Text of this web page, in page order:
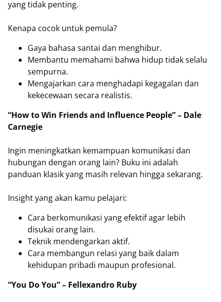
yang tidak penting.
Kenapa cocok untuk pemula?
Gaya bahasa santai dan menghibur.
Membantu memahami bahwa hidup tidak selalu
sempurna.
Mengajarkan cara menghadapi kegagalan dan
kekecewaan secara realistis.
“How to Win Friends and Influence People” – Dale
Carnegie
Ingin meningkatkan kemampuan komunikasi dan
hubungan dengan orang lain? Buku ini adalah
panduan klasik yang masih relevan hingga sekarang.
Insight yang akan kamu pelajari:
Cara berkomunikasi yang efektif agar lebih
disukai orang lain.
Teknik mendengarkan aktif.
Cara membangun relasi yang baik dalam
kehidupan pribadi maupun profesional.
“You Do You” – Fellexandro Ruby